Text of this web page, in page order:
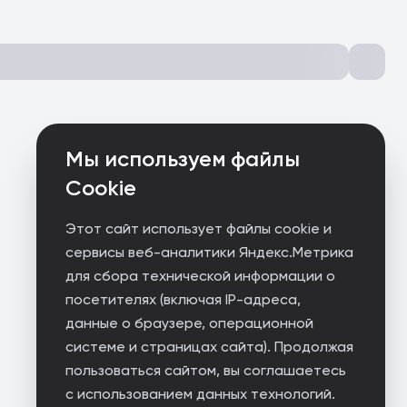
Мы используем файлы
Cookie
Этот сайт использует файлы cookie и
сервисы веб-аналитики Яндекс.Метрика
для сбора технической информации о
посетителях (включая IP-адреса,
данные о браузере, операционной
системе и страницах сайта). Продолжая
пользоваться сайтом, вы соглашаетесь
с использованием данных технологий.